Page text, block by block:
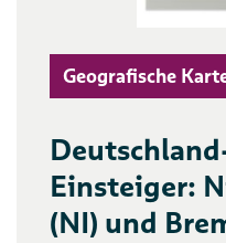
Geografische
Einsteiger:
(NI) und